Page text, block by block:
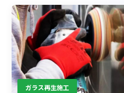
ガラス再生施工